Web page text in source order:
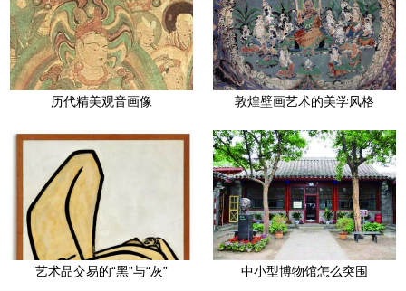
历代精美观音画像 敦煌壁画艺术的美学风格
艺术品交易的“黑”与“灰” 中小型博物馆怎么突围